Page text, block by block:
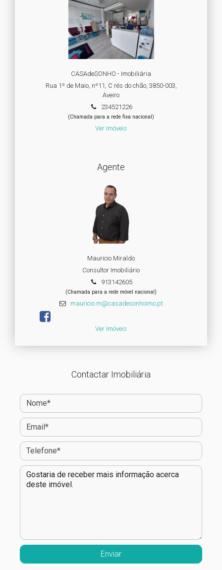
CASAdeSONHO - Imobiliária
Rua 1º de Maio, nº11, C rés do chão, 3850-003,
Aveiro
234521226
(Chamada para a rede fixa nacional)
Ver Imóveis
Agente
Mauricio Miraldo
Consultor Imobiliário
913142605
(Chamada para a rede móvel nacional)
mauricio.m@casadesonhoimo.pt
Ver Imóveis
Contactar Imobiliária